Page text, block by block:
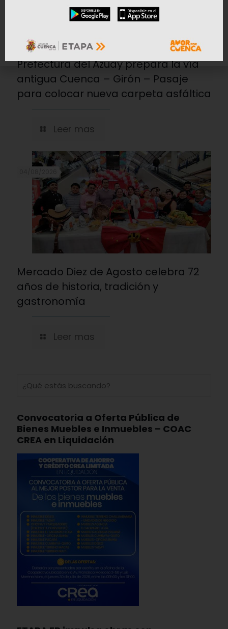
Prefectura del Azuay prepara la vía
antigua Cuenca – Girón – Pasaje
para colocar nueva carpeta asfáltica
Leer mas
Mercado Diez de Agosto celebra 72
años de historia, tradición y
gastronomía
Leer mas
Convocatoria a Oferta Pública de
Bienes Muebles e Inmuebles – COAC
CREA en Liquidación